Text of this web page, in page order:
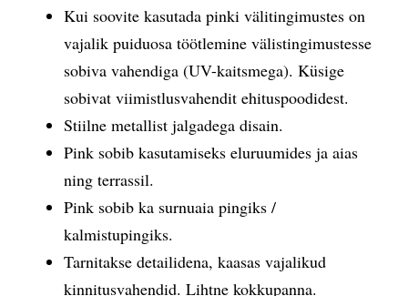
Kui soovite kasutada pinki välitingimustes on
vajalik puiduosa töötlemine välistingimustesse
sobiva vahendiga (UV-kaitsmega). Küsige
sobivat viimistlusvahendit ehituspoodidest.
Stiilne metallist jalgadega disain.
Pink sobib kasutamiseks eluruumides ja aias
ning terrassil.
Pink sobib ka surnuaia pingiks /
kalmistupingiks.
Tarnitakse detailidena, kaasas vajalikud
kinnitusvahendid. Lihtne kokkupanna.